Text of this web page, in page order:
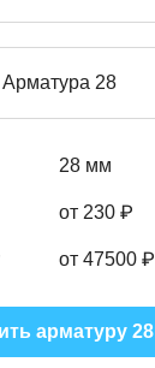
Арматура 28
28 мм
от 230 ₽
от 47500 ₽
арматуру 28